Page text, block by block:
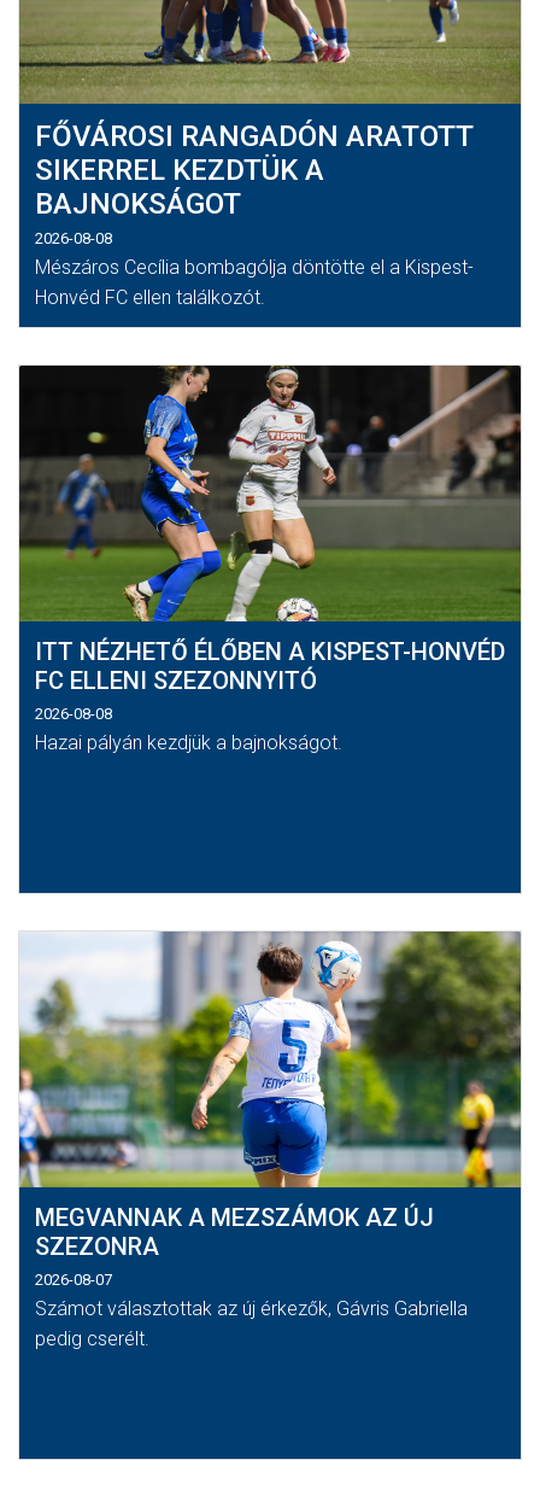
SAJTÓ
FŐVÁROSI RANGADÓN ARATOTT
SIKERREL KEZDTÜK A
BAJNOKSÁGOT
2026-08-08
Mészáros Cecília bombagólja döntötte el a Kispest-
Honvéd FC ellen találkozót.
ITT NÉZHETŐ ÉLŐBEN A KISPEST-HONVÉD
FC ELLENI SZEZONNYITÓ
2026-08-08
Hazai pályán kezdjük a bajnokságot.
MEGVANNAK A MEZSZÁMOK AZ ÚJ
SZEZONRA
2026-08-07
Számot választottak az új érkezők, Gávris Gabriella
pedig cserélt.